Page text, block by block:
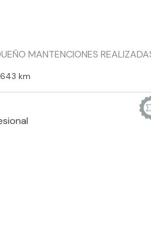
MANTENCIONES
km